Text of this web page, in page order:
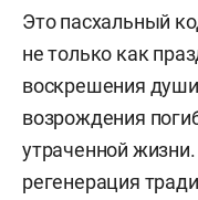
Это пасхальный
не только как
воскрешения
возрождения
утраченной
регенерация